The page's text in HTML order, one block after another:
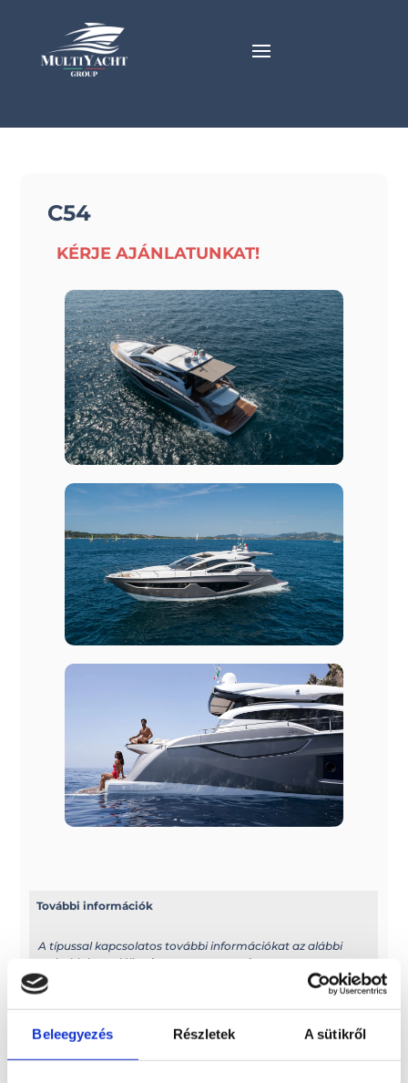
Beleegyezés Részletek A sütikről
C54
KÉRJE AJÁNLATUNKAT!
Hossz: 16,36 m EC minősítésű hossz: 15,07 m Szélesség: 4,73
m Motor: MAX. 1450 LE / 1066 KW Maximum sebesség: 36 kn
További információk
A típussal kapcsolatos további információkat az alábbi
weboldalon találhatja meg: sessamarine.com